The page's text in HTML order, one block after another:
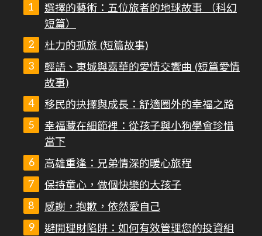
選擇的藝術：五位旅者的地球故事 （科幻
短篇）
杜力的孤旅 (短篇故事)
輕語、東城與嘉華的愛情交響曲 (短篇愛情
故事)
移民的抉擇與成長：舒適圈外的幸福之路
幸福藏在細節裡：從孩子與小狗學會珍惜
當下
高雄重逢：兄弟情深的暖心旅程
保持童心，做個快樂的大孩子
感謝，抱歉，依然愛自己
避開理財陷阱：如何有效管理您的投資組